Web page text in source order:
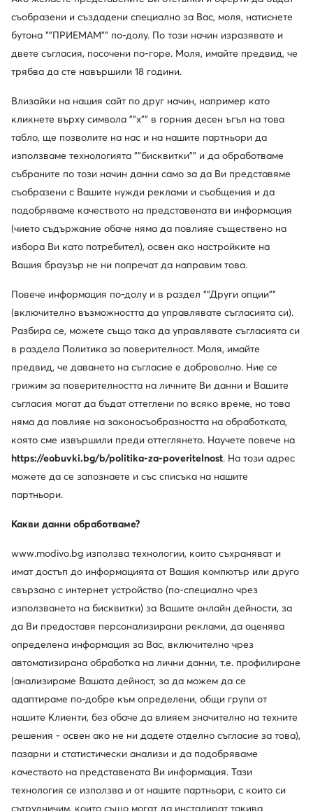
още 10% Код: SUMMER
Нови
Aldo
Обувки на ток · Тъмнокафяв · 7 cm
DeeZee
още 25% Код: SUMMER
KARL LAGERFELD
Обувки на ток · Черен
191,99€
Nine West
Обувки на ток · Черен · 10 cm
59,99€
Промоция
LAUREN RALPH LAUREN
Обувки на ток · Черен
Актуална цена
106,99 €
Най-ниска цена113,99 €-6%
Trending
Nine West
59,99€
съобразени и създадени специално за Вас, моля, натиснете
бутона ""ПРИЕМАМ"" по-долу. По този начин изразявате и
двете съгласия, посочени по-горе. Моля, имайте предвид, че
трябва да сте навършили 18 години.
Влизайки на нашия сайт по друг начин, например като
кликнете върху символа ""x"" в горния десен ъгъл на това
табло, ще позволите на нас и на нашите партньори да
използваме технологията ""бисквитки"" и да обработваме
събраните по този начин данни само за да Ви представяме
съобразени с Вашите нужди реклами и съобщения и да
подобряваме качеството на представената ви информация
(чието съдържание обаче няма да повлияе съществено на
избора Ви като потребител), освен ако настройките на
Вашия браузър не ни попречат да направим това.
Повече информация по-долу и в раздел ""Други опции""
(включително възможността да управлявате съгласията си).
Разбира се, можете също така да управлявате съгласията си
в раздела Политика за поверителност. Моля, имайте
предвид, че даването на съгласие е доброволно. Ние се
грижим за поверителността на личните Ви данни и Вашите
съгласия могат да бъдат оттеглени по всяко време, но това
няма да повлияе на законосъобразността на обработката,
която сме извършили преди оттеглянето. Научете повече на
https://eobuvki.bg/b/politika-za-poveritelnost. На този адрес
можете да се запознаете и със списъка на нашите
партньори.
Какви данни обработваме?
www.modivo.bg използва технологии, които съхраняват и
имат достъп до информацията от Вашия компютър или друго
свързано с интернет устройство (по-специално чрез
използването на бисквитки) за Вашите онлайн дейности, за
да Ви предоставя персонализирани реклами, да оценява
определена информация за Вас, включително чрез
автоматизирана обработка на лични данни, т.е. профилиране
(анализираме Вашата дейност, за да можем да се
адаптираме по-добре към определени, общи групи от
нашите Клиенти, без обаче да влияем значително на техните
решения - освен ако не ни дадете отделно съгласие за това),
пазарни и статистически анализи и да подобряваме
качеството на представената Ви информация. Тази
технология се използва и от нашите партньори, с които си
сътрудничим, които също могат да инсталират такива